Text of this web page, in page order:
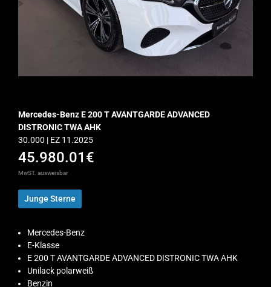
Mercedes-Benz E 200 T AVANTGARDE ADVANCED
DISTRONIC TWA AHK
30.000 | EZ 11.2025
45.980.01€
MwST. ausweisbar
Junge Sterne
Mercedes-Benz
E-Klasse
E 200 T AVANTGARDE ADVANCED DISTRONIC TWA AHK
Unilack polarweiß
Benzin